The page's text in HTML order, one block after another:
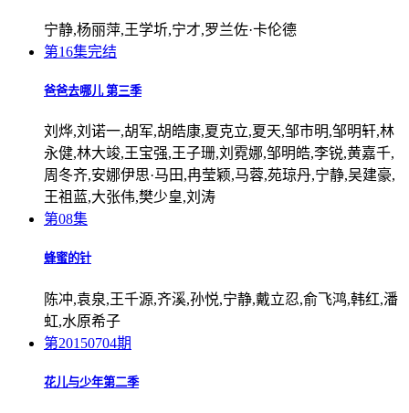
宁静,杨丽萍,王学圻,宁才,罗兰佐·卡伦德
第16集完结
爸爸去哪儿 第三季
刘烨,刘诺一,胡军,胡皓康,夏克立,夏天,邹市明,邹明轩,林
永健,林大竣,王宝强,王子珊,刘霓娜,邹明皓,李锐,黄嘉千,
周冬齐,安娜伊思·马田,冉莹颖,马蓉,苑琼丹,宁静,吴建豪,
王祖蓝,大张伟,樊少皇,刘涛
第08集
蜂蜜的针
陈冲,袁泉,王千源,齐溪,孙悦,宁静,戴立忍,俞飞鸿,韩红,潘
虹,水原希子
第20150704期
花儿与少年第二季